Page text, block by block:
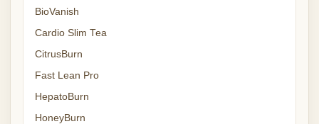
BioVanish
Cardio Slim Tea
CitrusBurn
Fast Lean Pro
HepatoBurn
HoneyBurn